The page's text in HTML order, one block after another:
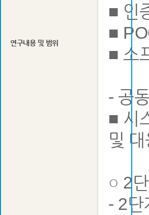
연구내용 및 범위
■ 인
■
■ 소
- 공
■ 시
및 대
○ 2
- 2단